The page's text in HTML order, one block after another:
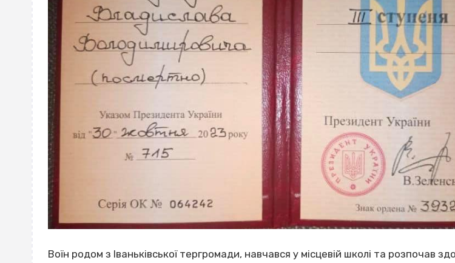
Воїн родом з Іваньківської тергромади, навчався у місцевій школі та розпочав